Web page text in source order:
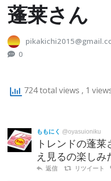
蓬莱さん
0
724 total views , 1
ももにく @oyasuioniku
トレンドの蓬
え見るの楽しみ
返信 リツイート